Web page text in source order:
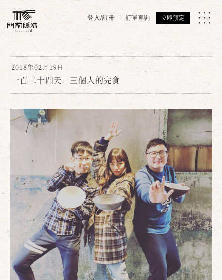
登入/註冊 訂單查詢 立即預定
2018年02月19日
一百二十四天 - 三個人的完食